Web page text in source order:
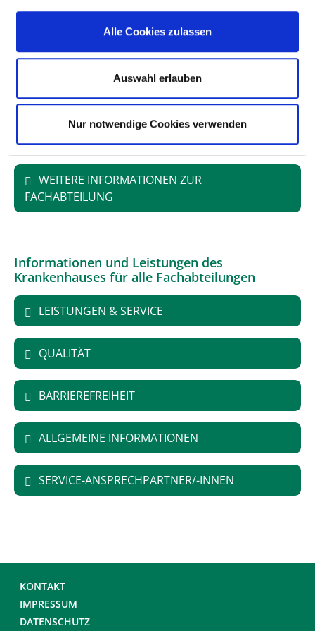
Alle Cookies zulassen
Auswahl erlauben
Nur notwendige Cookies verwenden
PERSONELLE AUSSTATTUNG
FACHEXPERTISE UND WEITERBILDUNG
MEDIZINISCHES LEISTUNGSANGEBOT MIT
WEITERE INFORMATIONEN ZUR
FACHABTEILUNG
Informationen und Leistungen des
Krankenhauses für alle Fachabteilungen
LEISTUNGEN & SERVICE
QUALITÄT
BARRIEREFREIHEIT
ALLGEMEINE INFORMATIONEN
SERVICE-ANSPRECHPARTNER/-INNEN
KONTAKT
IMPRESSUM
DATENSCHUTZ